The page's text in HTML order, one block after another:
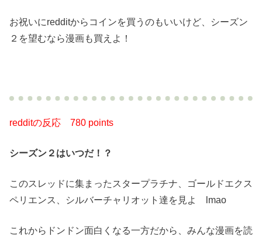
お祝いにredditからコインを買うのもいいけど、シーズン
２を望むなら漫画も買えよ！
redditの反応 780 points
シーズン２はいつだ！？
このスレッドに集まったスタープラチナ、ゴールドエクス
ペリエンス、シルバーチャリオット達を見よ lmao
これからドンドン面白くなる一方だから、みんな漫画を読